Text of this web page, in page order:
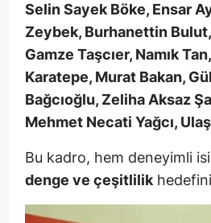
Selin Sayek Böke, Ensar
Zeybek, Burhanettin
Gamze Taşcıer, Namık
Karatepe, Murat Bakan,
Bağcıoğlu, Zeliha Aksaz
Mehmet Necati Yağcı,
Bu kadro, hem deneyimli
denge ve çeşitlilik